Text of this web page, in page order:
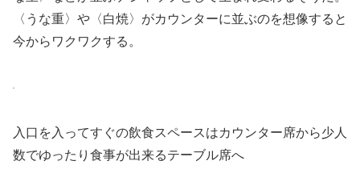
〈うな重〉や〈白焼〉がカウンターに並ぶのを想像すると
今からワクワクする。
入口を入ってすぐの飲食スペースはカウンター席から少人
数でゆったり食事が出来るテーブル席へ